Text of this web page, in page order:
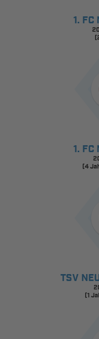
1. FC
1. FC
(4
TSV
(1